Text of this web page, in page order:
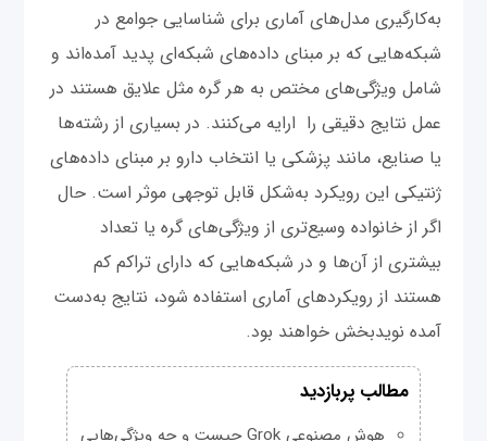
به‌کارگیری مدل‌های آماری برای شناسایی جوامع در
شبکه‌هایی که بر مبنای داده‌های شبکه‌ای پدید آمده‌اند و
شامل ویژگی‌های مختص به هر گره مثل علایق هستند در
عمل نتایج دقیقی را ارایه می‌کنند. در بسیاری از رشته‌ها
یا صنایع، مانند پزشکی یا انتخاب دارو بر مبنای داده‌های
ژنتیکی این رویکرد به‌شکل قابل توجهی موثر است. حال
اگر از خانواده وسیع‌تری از ویژگی‌های گره یا تعداد
بیشتری از آن‌ها و در شبکه‌هایی که دارای تراکم کم
هستند از رویکردهای آماری استفاده شود، نتایج به‌دست
آمده نویدبخش خواهند بود.
مطالب پربازدید